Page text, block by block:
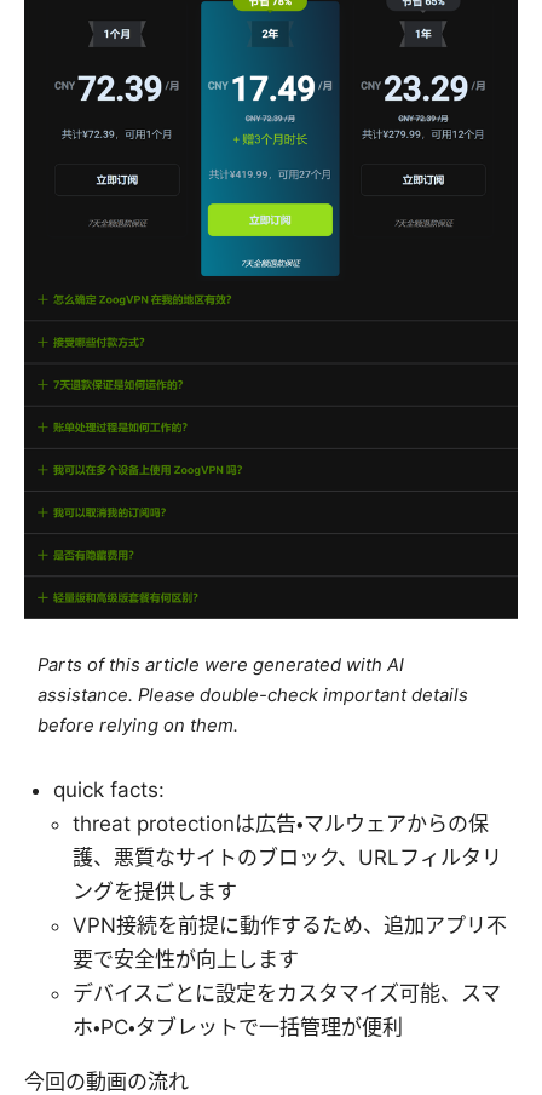
Parts of this article were generated with AI
assistance. Please double-check important details
before relying on them.
quick facts:
threat protectionは広告・マルウェアからの保
護、悪質なサイトのブロック、URLフィルタリ
ングを提供します
VPN接続を前提に動作するため、追加アプリ不
要で安全性が向上します
デバイスごとに設定をカスタマイズ可能、スマ
ホ・PC・タブレットで一括管理が便利
今回の動画の流れ